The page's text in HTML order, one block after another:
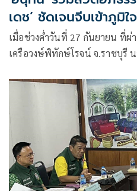
เดช’ ชัดเจนจีบเข้าภูมิใ
เมื่อช่วงค่ำวันที่ 27 กันยายน ที่
เครือวงษ์พิทักษ์โรจน์ จ.ราชบุรี
นภินทร ศรีสรรพางค์ รัฐมนตรีป